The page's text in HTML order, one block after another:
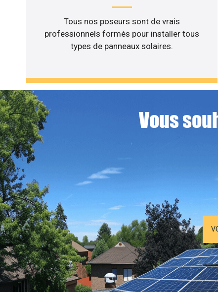
Tous nos poseurs sont de vrais
professionnels formés pour installer tous
types de panneaux solaires.
Vous